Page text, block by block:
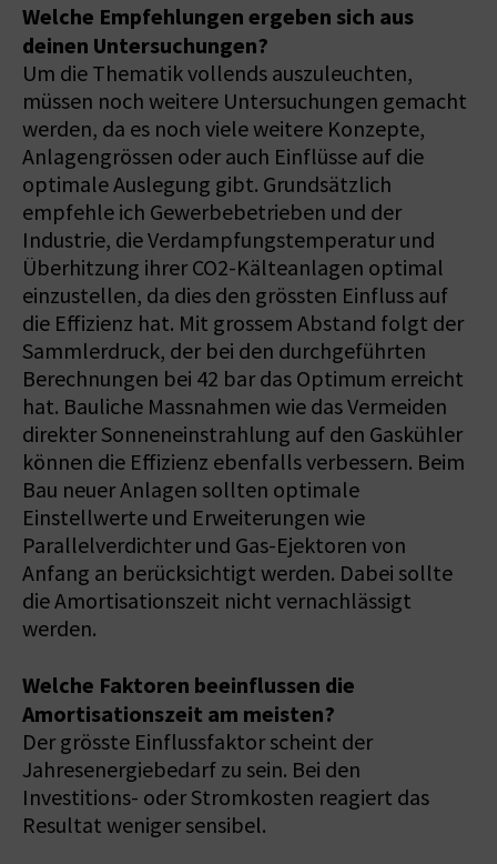
Welche Empfehlungen ergeben sich aus
deinen Untersuchungen?
Um die Thematik vollends auszuleuchten,
müssen noch weitere Untersuchungen gemacht
werden, da es noch viele weitere Konzepte,
Anlagengrössen oder auch Einflüsse auf die
optimale Auslegung gibt. Grundsätzlich
empfehle ich Gewerbebetrieben und der
Industrie, die Verdampfungstemperatur und
Überhitzung ihrer CO2-Kälteanlagen optimal
einzustellen, da dies den grössten Einfluss auf
die Effizienz hat. Mit grossem Abstand folgt der
Sammlerdruck, der bei den durchgeführten
Berechnungen bei 42 bar das Optimum erreicht
hat. Bauliche Massnahmen wie das Vermeiden
direkter Sonneneinstrahlung auf den Gaskühler
können die Effizienz ebenfalls verbessern. Beim
Bau neuer Anlagen sollten optimale
Einstellwerte und Erweiterungen wie
Parallelverdichter und Gas-Ejektoren von
Anfang an berücksichtigt werden. Dabei sollte
die Amortisationszeit nicht vernachlässigt
werden.
Welche Faktoren beeinflussen die
Amortisationszeit am meisten?
Der grösste Einflussfaktor scheint der
Jahresenergiebedarf zu sein. Bei den
Investitions- oder Stromkosten reagiert das
Resultat weniger sensibel.